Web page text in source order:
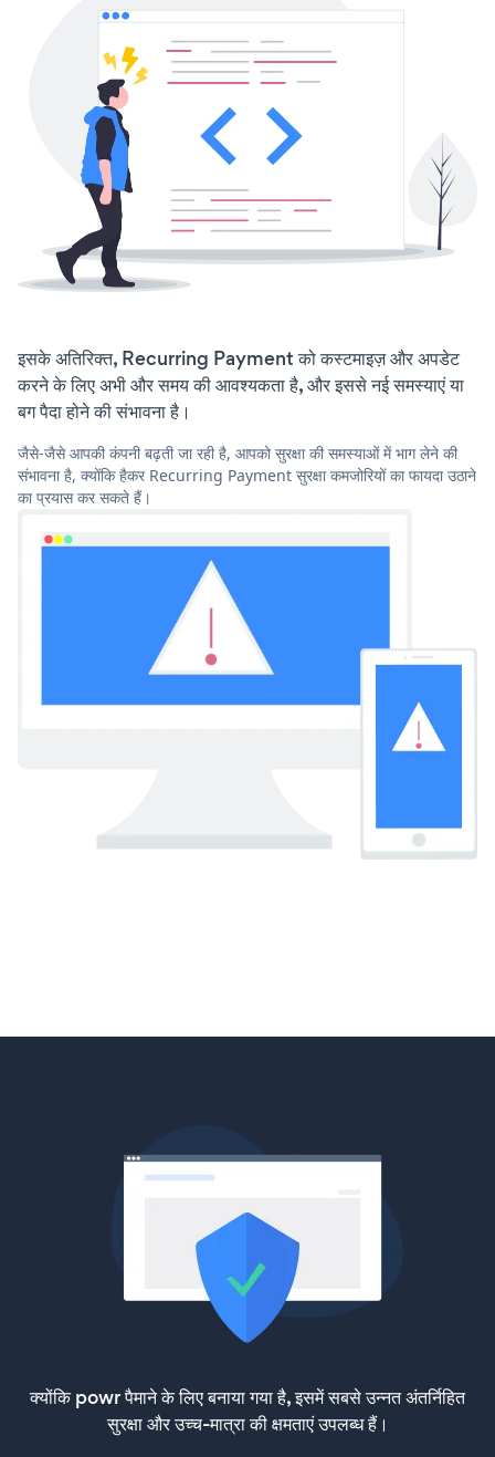
इसके अतिरिक्त, Recurring Payment को कस्टमाइज़ और अपडेट
करने के लिए अभी और समय की आवश्यकता है, और इससे नई समस्याएं या
बग पैदा होने की संभावना है।
जैसे-जैसे आपकी कंपनी बढ़ती जा रही है, आपको सुरक्षा की समस्याओं में भाग लेने की
संभावना है, क्योंकि हैकर Recurring Payment सुरक्षा कमजोरियों का फायदा उठाने
का प्रयास कर सकते हैं।
क्योंकि powr पैमाने के लिए बनाया गया है, इसमें सबसे उन्नत अंतर्निहित
सुरक्षा और उच्च-मात्रा की क्षमताएं उपलब्ध हैं।